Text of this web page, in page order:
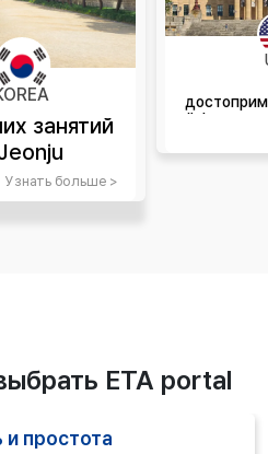
занятий
Узнать больше >
й
ETA portal
простота